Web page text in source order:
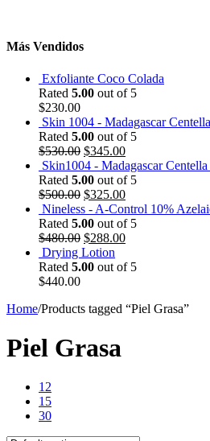
Más Vendidos
Exfoliante Coco Colada
Rated 5.00 out of 5
$230.00
Skin 1004 - Madagascar
Rated 5.00 out of 5
$530.00 $345.00
Skin1004 - Madagascar
Rated 5.00 out of 5
$500.00 $325.00
Nineless - A-Control 10%
Rated 5.00 out of 5
$480.00 $288.00
Drying Lotion
Rated 5.00 out of 5
$440.00
Home/Products tagged “Piel Grasa”
Piel Grasa
12
15
30